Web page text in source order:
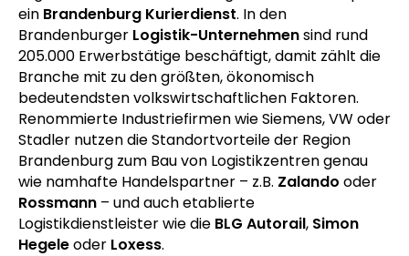
ein Brandenburg Kurierdienst. In den
Brandenburger Logistik-Unternehmensind rund
205.000 Erwerbstätige beschäftigt, damit zählt die
Branche mit zu den größten, ökonomisch
bedeutendsten volkswirtschaftlichen Faktoren.
Renommierte Industriefirmen wie Siemens, VW oder
Stadler nutzen die Standortvorteile der Region
Brandenburg zum Bau von Logistikzentren genau
wie namhafte Handelspartner – z.B. Zalando oder
Rossmann – und auch etablierte
Logistikdienstleister wie die BLG Autorail, Simon
Hegeleoder Loxess.